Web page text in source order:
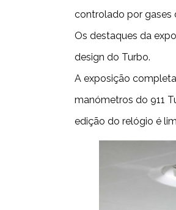
controlado por gases
Os destaques da
design do Turbo.
A exposição
manómetros do 911
edição do relógio é